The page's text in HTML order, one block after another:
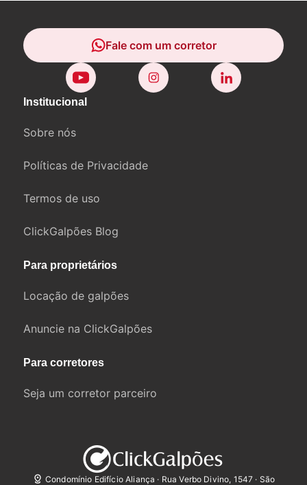
Institucional
Sobre nós
Políticas de Privacidade
Termos de uso
ClickGalpões Blog
Para proprietários
Locação de galpões
Anuncie na ClickGalpões
Para corretores
Seja um corretor parceiro
Fale com um corretor
Condomínio Edifício Aliança · Rua Verbo Divino, 1547 · São